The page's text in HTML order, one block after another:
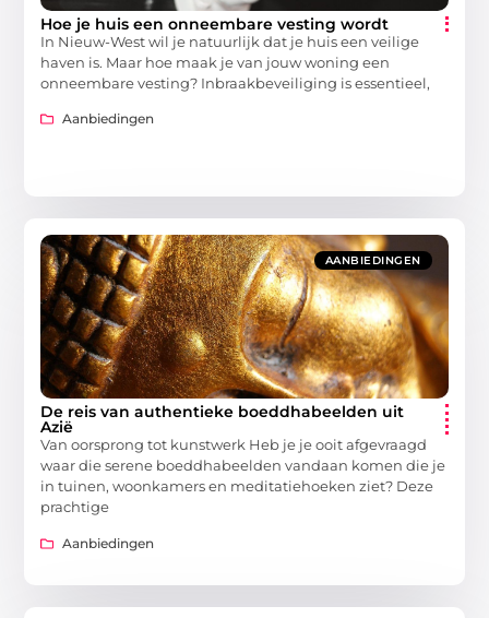
Hoe je huis een onneembare vesting wordt
In Nieuw-West wil je natuurlijk dat je huis een veilige
haven is. Maar hoe maak je van jouw woning een
onneembare vesting? Inbraakbeveiliging is essentieel,
Aanbiedingen
AANBIEDINGEN
De reis van authentieke boeddhabeelden uit
Azië
Van oorsprong tot kunstwerk Heb je je ooit afgevraagd
waar die serene boeddhabeelden vandaan komen die je
in tuinen, woonkamers en meditatiehoeken ziet? Deze
prachtige
Aanbiedingen